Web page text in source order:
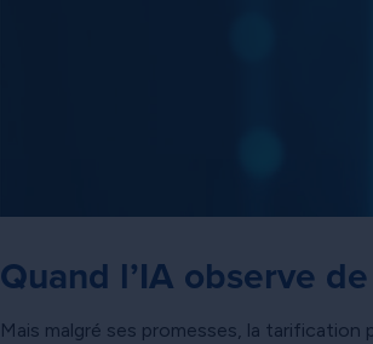
Quand l’IA observe
Mais malgré ses promesses, la